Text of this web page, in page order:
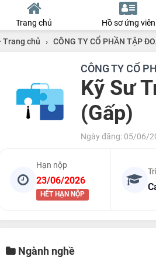
Trang chủ Hồ sơ ứng viên
Trang chủ › CÔNG TY CỔ PHẦN TẬP
CÔNG TY CỔ
Kỹ Sư
(Gấp)
Ngày đăng: 05/06/
Hạn nộp
23/06/2026
HẾT HẠN NỘP
Ngành nghề